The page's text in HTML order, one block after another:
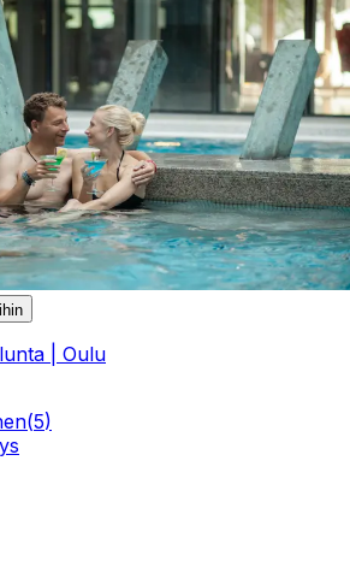
| Oulu
(5)